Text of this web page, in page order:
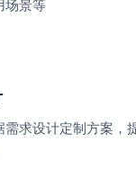
场景等
需求设计定制方案，